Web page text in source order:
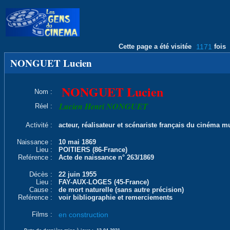
Cette page a été visitée 1171 fois
NONGUET Lucien
Nom : NONGUET Lucien
Réel : Lucien Henri NONGUET
Activité : acteur, réalisateur et scénariste français du cinéma
Naissance :
10 mai 1869
Lieu :
POITIERS (86-France)
Reférence :
Acte de naissance n° 263/1869
Décès :
22 juin 1955
Lieu :
FAY-AUX-LOGES (45-France)
Cause :
de mort naturelle (sans autre précision)
Reférence :
voir bibliographie et remerciements
Films : en construction